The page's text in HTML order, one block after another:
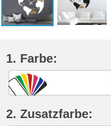
1. Farbe:
2. Zusatzfarbe: